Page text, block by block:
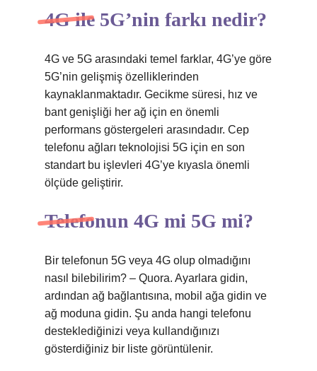
4G ile 5G’nin farkı nedir?
4G ve 5G arasındaki temel farklar, 4G’ye göre
5G’nin gelişmiş özelliklerinden
kaynaklanmaktadır. Gecikme süresi, hız ve
bant genişliği her ağ için en önemli
performans göstergeleri arasındadır. Cep
telefonu ağları teknolojisi 5G için en son
standart bu işlevleri 4G’ye kıyasla önemli
ölçüde geliştirir.
Telefonun 4G mi 5G mi?
Bir telefonun 5G veya 4G olup olmadığını
nasıl bilebilirim? – Quora. Ayarlara gidin,
ardından ağ bağlantısına, mobil ağa gidin ve
ağ moduna gidin. Şu anda hangi telefonu
desteklediğinizi veya kullandığınızı
gösterdiğiniz bir liste görüntülenir.